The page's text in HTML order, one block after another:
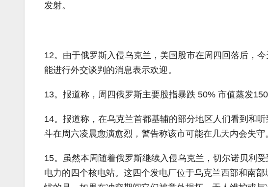
发射。
12。由于俄罗斯入侵乌克兰，美国股市在周四回落后，
能进行外交谈判的消息表示欢迎。
13。报道称，周四俄罗斯主要股指暴跌 50% 市值蒸发
14。报道称，在乌克兰首都基辅的部分地区人们看到和
斗在周六凌晨愈演愈烈，警告称该市可能在几天内会失守
15。虽然本周随着俄罗斯继续入侵乌克兰，切尔诺贝利
电力的四个核电站。这四个发电厂位于乌克兰西部和南